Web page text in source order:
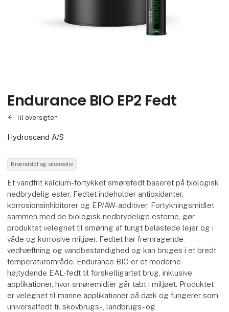
Endurance BIO EP2 Fedt
Til oversigten
Hydroscand A/S
Brændstof og smøreolie
Et vandfrit kalcium-fortykket smørefedt baseret på biologisk
nedbrydelig ester. Fedtet indeholder antioxidanter,
korrosionsinhibitorer og EP/AW-additiver. Fortykningsmidlet
sammen med de biologisk nedbrydelige esterne, gør
produktet velegnet til smøring af tungt belastede lejer og i
våde og korrosive miljøer. Fedtet har fremragende
vedhæftning og vandbestandighed og kan bruges i et bredt
temperaturområde. Endurance BIO er et moderne
højtydende EAL-fedt til forskelligartet brug, inklusive
applikationer, hvor smøremidler går tabt i miljøet. Produktet
er velegnet til marine applikationer på dæk og fungerer som
universalfedt til skovbrugs-, landbrugs- og